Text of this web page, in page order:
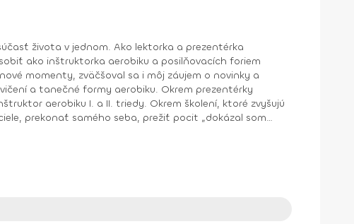
ako inštruktorka aerobiku a posilňovacích foriem
formy aerobiku. Okrem prezentérky
aerobiku I. a II. triedy. Okrem školení, ktoré zvyšujú